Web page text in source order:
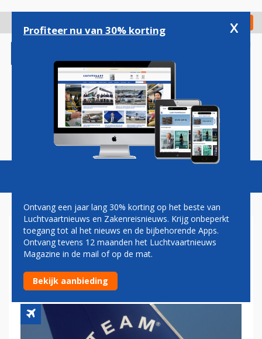
gaan
Check in
Magazine Podcasts Vacatures
SKYTEAM OPENT NIEUWE
LOUNGES IN SANTIAGO EN
ISTANBUL
Profiteer nu van 30% korting x
Ontvang een jaar lang 30% korting op het beste van
Luchtvaartnieuws en Zakenreisnieuws. Krijg onbeperkt
toegang tot al het nieuws en de bijbehorende Apps.
Ontvang tevens 12 maanden het Luchtvaartnieuws
Magazine in de mail of op de mat.
Bekijk aanbieding